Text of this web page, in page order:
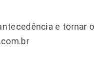
e tornar o